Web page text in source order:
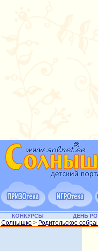
КОНКУРСЫ ДЕНЬ
Солнышко > Родительское